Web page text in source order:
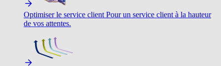
Optimiser le service client Pour un service client à la hauteur
de vos attentes.